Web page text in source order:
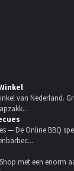
van Nederland.
— De Online BBQ
met een enorm